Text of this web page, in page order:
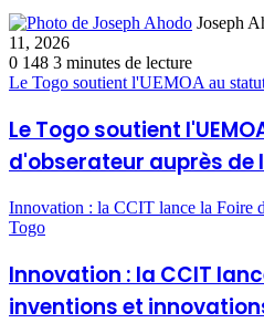
Joseph
11, 2026
0 148 3 minutes de lecture
Le Togo soutient l'UEMOA au
Le Togo soutient
d'obserateur auprès de
Innovation : la CCIT lance la Foire
Togo
Innovation : la CCIT
inventions et